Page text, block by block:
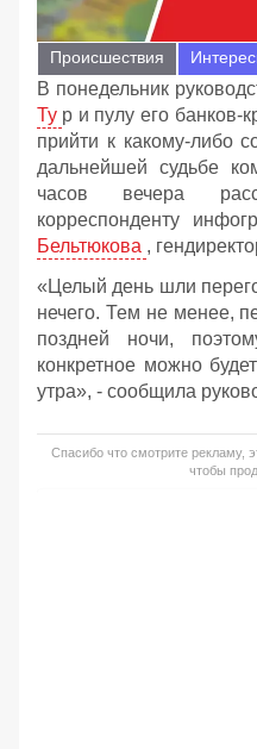
Происшествия
В понедельник
Ту р и пулу его банков-
прийти к какому-либо
дальнейшей судьбе
часов вечера
корреспонденту
Бельтюкова ,
«Целый день шли
нечего. Тем не менее,
поздней ночи,
конкретное можно
утра», - сообщила
Спасибо что смотрите рекламу,
чтобы